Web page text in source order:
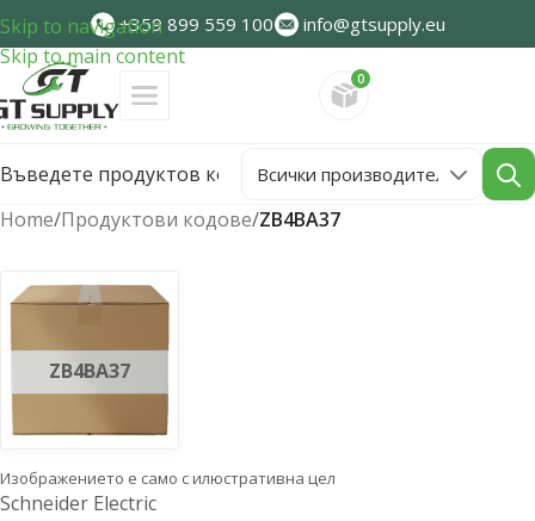
Skip to navigation
Skip to main content
+359 899 559 100 info@gtsupply.eu
0
Home/Продуктови кодове/ZB4BA37
ZB4BA37
Изображението е само с илюстративна цел
Schneider Electric